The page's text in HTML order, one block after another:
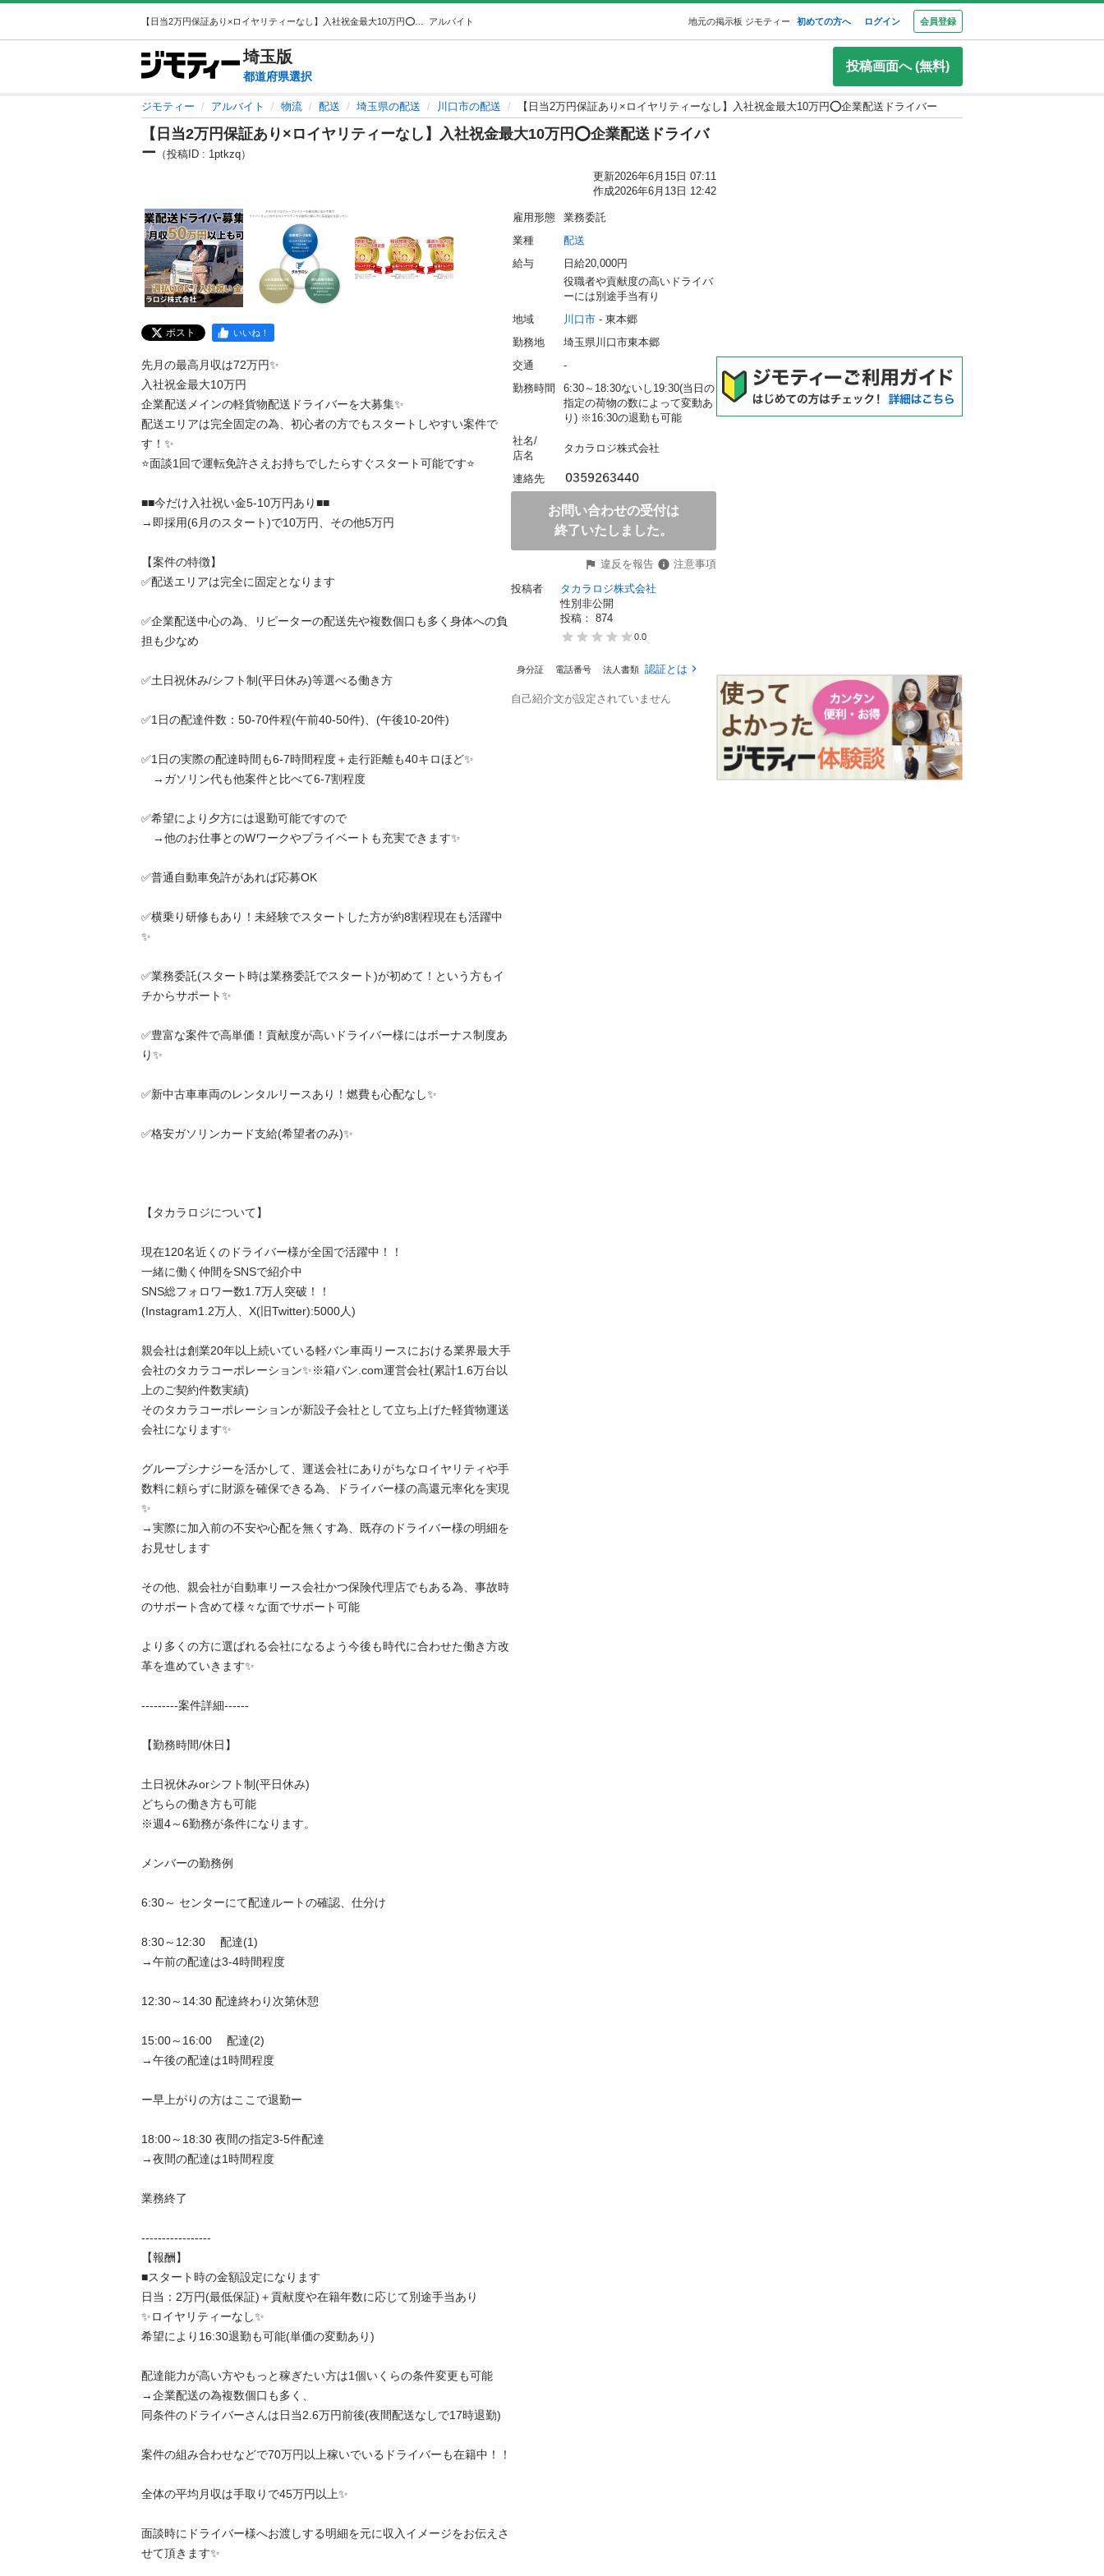
アルバイト 地元の掲示板 ジモティー 初めての方へ ログイン 会員登録
埼玉版
都道府県選択
投稿画面へ (無料)
ジモティー アルバイト 物流 配送 埼玉県の配送 川口市の配送 【日当2万円保証あり×ロイヤリティーなし】入社祝金最大10万円⭕️企業配送ドライバー
【日当2万円保証あり×ロイヤリティーなし】入社祝金最大10万円⭕️企業配送ドライバ
ー （投稿ID : 1ptkzq）
更新2026年6月15日 07:11
作成2026年6月13日 12:42
ポスト いいね！
先月の最高月収は72万円✨
入社祝金最大10万円
企業配送メインの軽貨物配送ドライバーを大募集✨
配送エリアは完全固定の為、初心者の方でもスタートしやすい案件で
す！✨
⭐️面談1回で運転免許さえお持ちでしたらすぐスタート可能です⭐️
■■今だけ入社祝い金5-10万円あり■■
→即採用(6月のスタート)で10万円、その他5万円
【案件の特徴】
✅配送エリアは完全に固定となります
✅企業配送中心の為、リピーターの配送先や複数個口も多く身体への負
担も少なめ
✅土日祝休み/シフト制(平日休み)等選べる働き方
✅1日の配達件数：50-70件程(午前40-50件)、(午後10-20件)
✅1日の実際の配達時間も6-7時間程度＋走行距離も40キロほど✨
→ガソリン代も他案件と比べて6-7割程度
✅希望により夕方には退勤可能ですので
→他のお仕事とのWワークやプライベートも充実できます✨
✅普通自動車免許があれば応募OK
✅横乗り研修もあり！未経験でスタートした方が約8割程現在も活躍中
✨
✅業務委託(スタート時は業務委託でスタート)が初めて！という方もイ
チからサポート✨
✅豊富な案件で高単価！貢献度が高いドライバー様にはボーナス制度あ
り✨
✅新中古車車両のレンタルリースあり！燃費も心配なし✨
✅格安ガソリンカード支給(希望者のみ)✨
【タカラロジについて】
現在120名近くのドライバー様が全国で活躍中！！
一緒に働く仲間をSNSで紹介中
SNS総フォロワー数1.7万人突破！！
(Instagram1.2万人、X(旧Twitter):5000人)
親会社は創業20年以上続いている軽バン車両リースにおける業界最大手
会社のタカラコーポレーション✨※箱バン.com運営会社(累計1.6万台以
上のご契約件数実績)
そのタカラコーポレーションが新設子会社として立ち上げた軽貨物運送
会社になります✨
グループシナジーを活かして、運送会社にありがちなロイヤリティや手
数料に頼らずに財源を確保できる為、ドライバー様の高還元率化を実現
✨
→実際に加入前の不安や心配を無くす為、既存のドライバー様の明細を
お見せします
その他、親会社が自動車リース会社かつ保険代理店でもある為、事故時
のサポート含めて様々な面でサポート可能
より多くの方に選ばれる会社になるよう今後も時代に合わせた働き方改
革を進めていきます✨
---------案件詳細------
【勤務時間/休日】
土日祝休みorシフト制(平日休み)
どちらの働き方も可能
※週4～6勤務が条件になります。
メンバーの勤務例
6:30～ センターにて配達ルートの確認、仕分け
8:30～12:30　 配達(1)
→午前の配達は3-4時間程度
12:30～14:30 配達終わり次第休憩
15:00～16:00　 配達(2)
→午後の配達は1時間程度
ー早上がりの方はここで退勤ー
18:00～18:30 夜間の指定3-5件配達
→夜間の配達は1時間程度
業務終了
-----------------
【報酬】
■スタート時の金額設定になります
日当：2万円(最低保証)＋貢献度や在籍年数に応じて別途手当あり
✨ロイヤリティーなし✨
希望により16:30退勤も可能(単価の変動あり)
配達能力が高い方やもっと稼ぎたい方は1個いくらの条件変更も可能
→企業配送の為複数個口も多く、
同条件のドライバーさんは日当2.6万円前後(夜間配送なしで17時退勤)
案件の組み合わせなどで70万円以上稼いでいるドライバーも在籍中！！
全体の平均月収は手取りで45万円以上✨
面談時にドライバー様へお渡しする明細を元に収入イメージをお伝えさ
せて頂きます✨
雇用形態
業務委託
業種
配送
給与
日給20,000円
役職者や貢献度の高いドライバ
ーには別途手当有り
地域
川口市 - 東本郷
勤務地
埼玉県川口市東本郷
交通
-
勤務時間
6:30～18:30ないし19:30(当日の
指定の荷物の数によって変動あ
り) ※16:30の退勤も可能
社名/
店名
タカラロジ株式会社
連絡先
お問い合わせの受付は
終了いたしました。
違反を報告
注意事項
投稿者
タカラロジ株式会社
性別非公開
投稿： 874
0.0
身分証 電話番号 法人書類 認証とは
自己紹介文が設定されていません